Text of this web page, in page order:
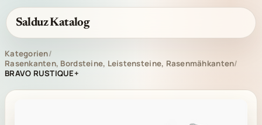
Salduz Katalog
Kategorien/
Rasenkanten, Bordsteine, Leistensteine, Rasenmähkanten/
BRAVO RUSTIQUE+